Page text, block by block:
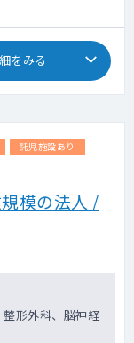
をみる
託児施設あり
模の法人 /
形外科、脳神経